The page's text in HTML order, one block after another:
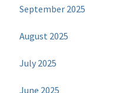
September 2025
August 2025
July 2025
June 2025